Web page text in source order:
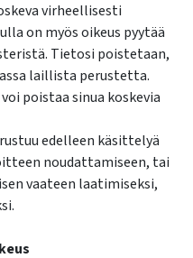
virheellisesti
on myös oikeus pyytää
Tietosi poistetaan,
laillista perustetta.
poistaa sinua koskevia
edelleen käsittelyä
noudattamiseen, tai
vaateen laatimiseksi,